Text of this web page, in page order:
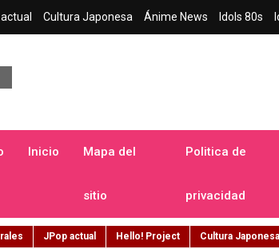
Cultura Japonesa Ánime News Idols 80s
Inicio Mapa del
sitio
Politica de
privacidad
JPop actual Hello! Project Cultura Japonesa